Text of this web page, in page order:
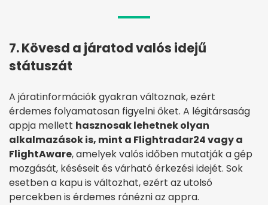
7. Kövesd a járatod valós idejű
státuszát
A járatinformációk gyakran változnak, ezért
érdemes folyamatosan figyelni őket. A légitársaság
appja mellett hasznosak lehetnek olyan
alkalmazások is, mint a Flightradar24 vagy a
FlightAware, amelyek valós időben mutatják a gép
mozgását, késéseit és várható érkezési idejét. Sok
esetben a kapu is változhat, ezért az utolsó
percekben is érdemes ránézni az appra.